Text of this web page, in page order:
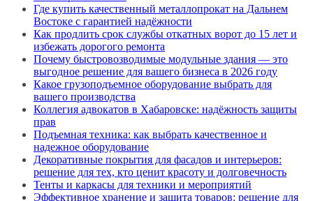
Где купить качественный металлопрокат на Дальнем
Востоке с гарантией надёжности
Как продлить срок службы откатных ворот до 15 лет и
избежать дорогого ремонта
Почему быстровозводимые модульные здания — это
выгодное решение для вашего бизнеса в 2026 году
Какое грузоподъемное оборудование выбрать для
вашего производства
Коллегия адвокатов в Хабаровске: надёжность защиты
прав
Подъемная техника: как выбрать качественное и
надежное оборудование
Декоративные покрытия для фасадов и интерьеров:
решение для тех, кто ценит красоту и долговечность
Тенты и каркасы для техники и мероприятий
Эффективное хранение и защита товаров: решение для